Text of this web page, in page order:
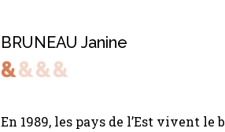
BRUNEAU Janine
En 1989, les pays de l’Est vivent le